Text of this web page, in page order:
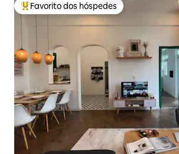
Favoritos dos hóspedes mais apreciados
Favorito dos hóspedes